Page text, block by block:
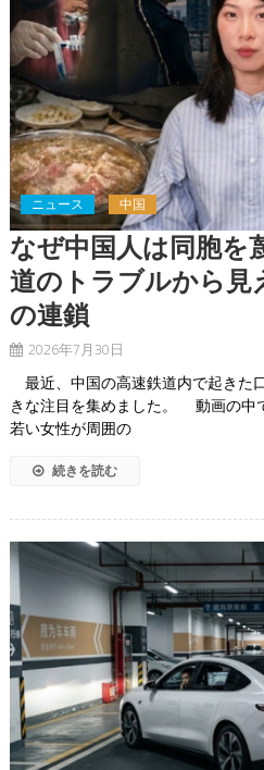
ニュース 中国
なぜ中国人は同胞を
道のトラブルから見
の連鎖
2026年7月30日
最近、中国の高速鉄道内で起きた
きな注目を集めました。 動画の中
若い女性が周囲の
続きを読む